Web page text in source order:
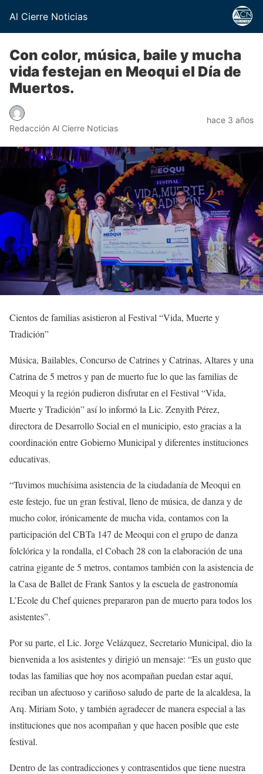
Al Cierre Noticias
Con color, música, baile y mucha
vida festejan en Meoqui el Día de
Muertos.
Redacción Al Cierre Noticias
hace 3 años
Cientos de familias asistieron al Festival “Vida, Muerte y
Tradición”
Música, Bailables, Concurso de Catrines y Catrinas, Altares y una
Catrina de 5 metros y pan de muerto fue lo que las familias de
Meoqui y la región pudieron disfrutar en el Festival “Vida,
Muerte y Tradición” así lo informó la Lic. Zenyith Pérez,
directora de Desarrollo Social en el municipio, esto gracias a la
coordinación entre Gobierno Municipal y diferentes instituciones
educativas.
“Tuvimos muchísima asistencia de la ciudadanía de Meoqui en
este festejo, fue un gran festival, lleno de música, de danza y de
mucho color, irónicamente de mucha vida, contamos con la
participación del CBTa 147 de Meoqui con el grupo de danza
folclórica y la rondalla, el Cobach 28 con la elaboración de una
catrina gigante de 5 metros, contamos también con la asistencia de
la Casa de Ballet de Frank Santos y la escuela de gastronomía
L’Ecole du Chef quienes prepararon pan de muerto para todos los
asistentes”.
Por su parte, el Lic. Jorge Velázquez, Secretario Municipal, dio la
bienvenida a los asistentes y dirigió un mensaje: “Es un gusto que
todas las familias que hoy nos acompañan puedan estar aquí,
reciban un afectuoso y cariñoso saludo de parte de la alcaldesa, la
Arq. Miriam Soto, y también agradecer de manera especial a las
instituciones que nos acompañan y que hacen posible que este
festival.
Dentro de las contradicciones y contrasentidos que tiene nuestra